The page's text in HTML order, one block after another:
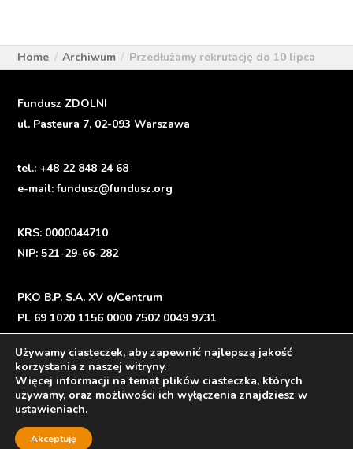
Home Archiwum Przedłużamy rekrutację do 10 lipca
Fundusz ZDOLNI
ul. Pasteura 7, 02-093 Warszawa
tel.: +48 22 848 24 68
e-mail:fundusz@fundusz.org
KRS: 0000044710
NIP: 521-29-66-282
PKO B.P. S.A. XV o/Centrum
PL 69 1020 1156 0000 7502 0049 9731
Polityka prywatności/Privacy Policy
Używamy ciasteczek, aby zapewnić najlepszą jakość
korzystania z naszej witryny.
Więcej informacji na temat plików ciasteczka, których
używamy, oraz możliwości ich wyłączenia znajdziesz w
ustawieniach.
Akceptuję